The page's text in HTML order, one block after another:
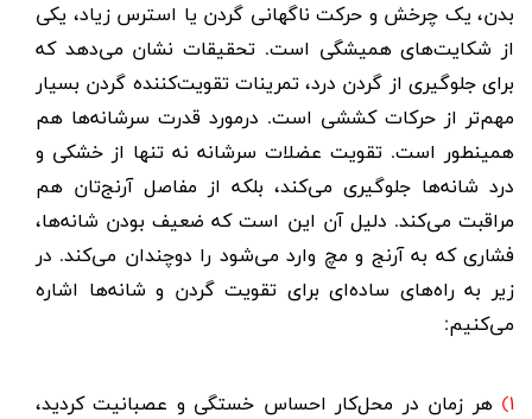
بدن، یک چرخش و حرکت ناگهانی گردن یا استرس زیاد، یکی
از شکایت‌های همیشگی است. تحقیقات نشان می‌دهد که
برای جلوگیری از گردن درد، تمرینات تقویت‌کننده گردن بسیار
مهم‌تر از حرکات کششی است. درمورد قدرت سرشانه‌ها هم
همینطور است. تقویت عضلات سرشانه نه تنها از خشکی و
درد شانه‌ها جلوگیری می‌کند، بلکه از مفاصل آرنج‌تان هم
مراقبت می‌کند. دلیل آن این است که ضعیف بودن شانه‌ها،
فشاری که به آرنج‌ و مچ وارد می‌شود را دوچندان می‌کند. در
زیر به راه‌های ساده‌ای برای تقویت گردن و شانه‌ها اشاره
می‌کنیم:
۱)
هر زمان در محل‌کار احساس خستگی و عصبانیت کردید،